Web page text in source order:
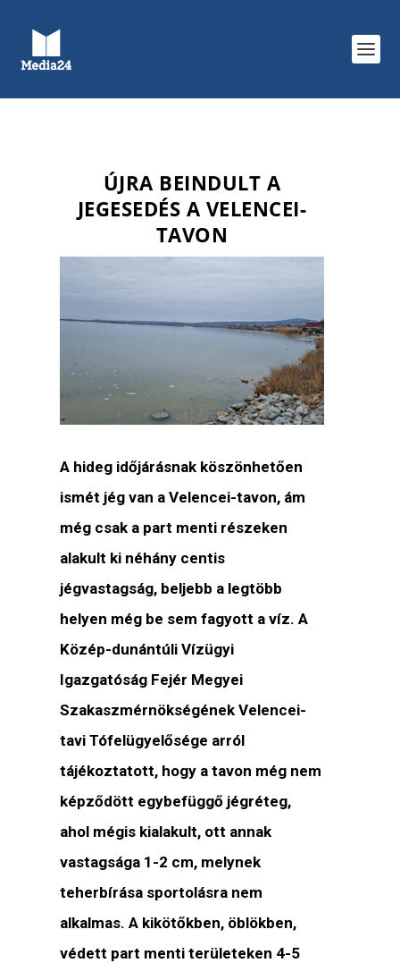
ÚJRA BEINDULT A
JEGESEDÉS A VELENCEI-
TAVON
A hideg időjárásnak köszönhetően
ismét jég van a Velencei-tavon, ám
még csak a part menti részeken
alakult ki néhány centis
jégvastagság, beljebb a legtöbb
helyen még be sem fagyott a víz. A
Közép-dunántúli Vízügyi
Igazgatóság Fejér Megyei
Szakaszmérnökségének Velencei-
tavi Tófelügyelősége arról
tájékoztatott, hogy a tavon még nem
képződött egybefüggő jégréteg,
ahol mégis kialakult, ott annak
vastagsága 1-2 cm, melynek
teherbírása sportolásra nem
alkalmas. A kikötőkben, öblökben,
védett part menti területeken 4-5